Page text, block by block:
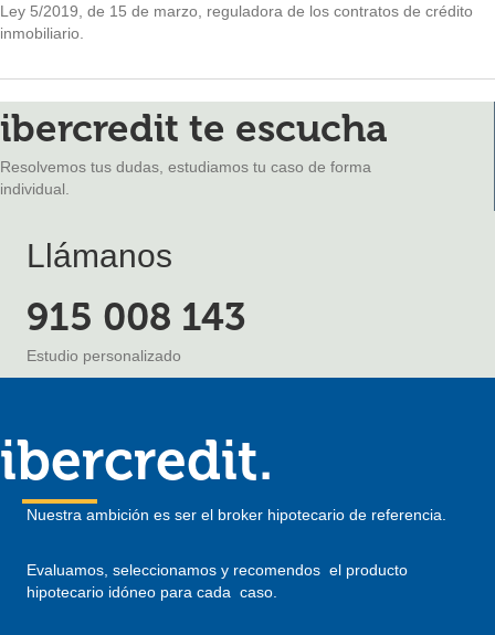
Ley 5/2019, de 15 de marzo, reguladora de los contratos de crédito
inmobiliario.
ibercredit te escucha
Resolvemos tus dudas, estudiamos tu caso de forma
individual.
Llámanos
915 008 143
Estudio personalizado
ibercredit.
Nuestra ambición es ser el broker hipotecario de referencia.
Evaluamos, seleccionamos y recomendos el producto
hipotecario idóneo para cada caso.